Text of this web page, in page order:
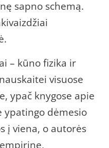
sapno schemą.
– kūno fizika ir
visuose
ypač knygose apie
ypatingo dėmesio
į viena, o autorės